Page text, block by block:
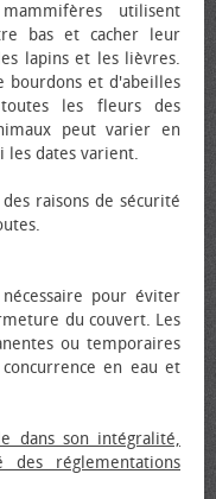
utilisent
bas et cacher leur
lapins et les lièvres.
bourdons et d'abeilles
les fleurs des
peut varier en
les dates varient.
raisons de sécurité
pour éviter
du couvert. Les
ou temporaires
en eau et
dans son intégralité,
réglementations